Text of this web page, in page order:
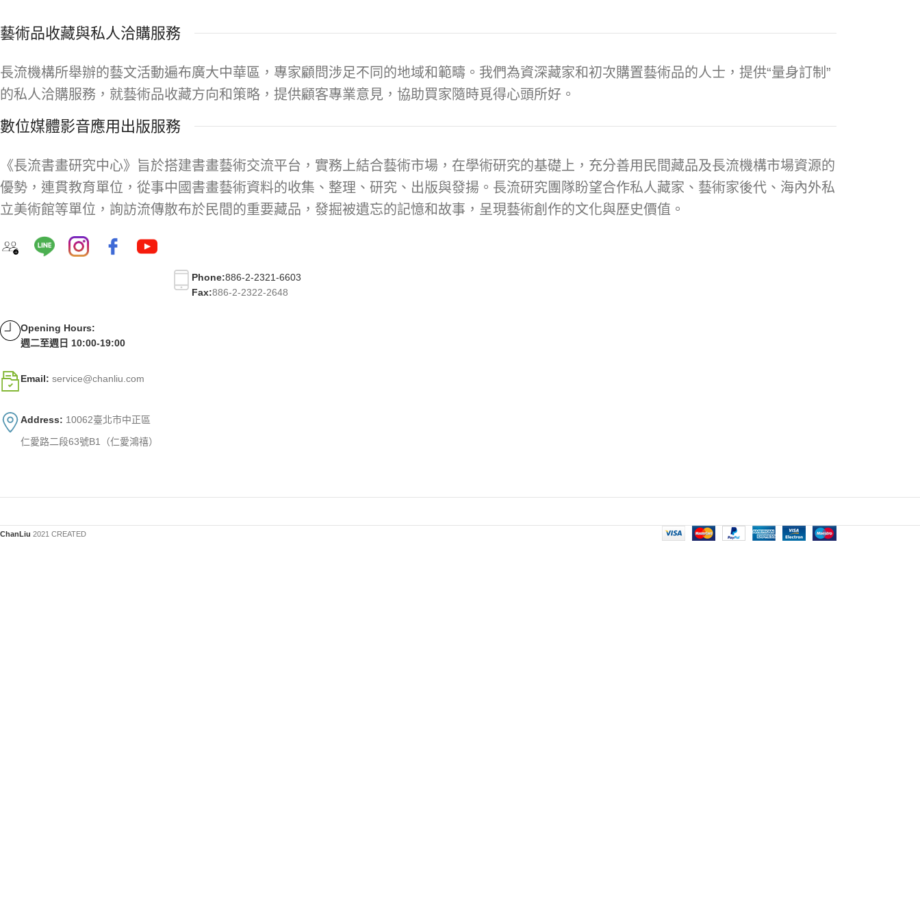
藝術品收藏與私人洽購服務
長流機構所舉辦的藝文活動遍布廣大中華區，專家顧問涉足不同的地域和範疇。我們為資深藏家和初次購置藝術品的人士，提供“量身訂制”
的私人洽購服務，就藝術品收藏方向和策略，提供顧客專業意見，協助買家隨時覓得心頭所好。
數位媒體影音應用出版服務
《長流書畫研究中心》旨於搭建書畫藝術交流平台，實務上結合藝術市場，在學術研究的基礎上，充分善用民間藏品及長流機構市場資源的
優勢，連貫教育單位，從事中國書畫藝術資料的收集、整理、研究、出版與發揚。長流研究團隊盼望合作私人藏家、藝術家後代、海內外私
立美術館等單位，詢訪流傳散布於民間的重要藏品，發掘被遺忘的記憶和故事，呈現藝術創作的文化與歷史價值。
Phone:886-2-2321-6603
Fax:886-2-2322-2648
Opening Hours:
週二至週日 10:00-19:00
Email: service@chanliu.com
Address: 10062臺北市中正區
仁愛路二段63號B1（仁愛鴻禧）
ChanLiu 2021 CREATED